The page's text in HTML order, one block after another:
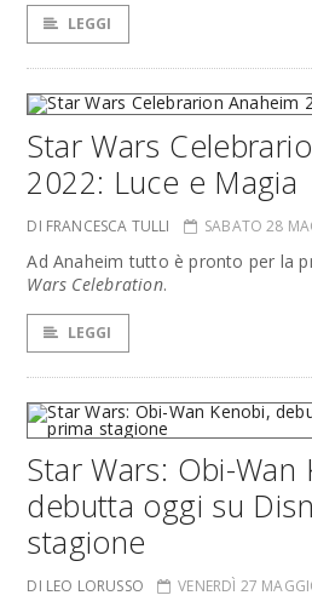
LEGGI
Star Wars
2022: Luce e Magia
DI FRANCESCA TULLI SABATO 28
Ad Anaheim tutto è pronto per la
Wars Celebration.
LEGGI
Star Wars: Obi-Wan
debutta oggi su
stagione
DI LEO LORUSSO VENERDÌ 27